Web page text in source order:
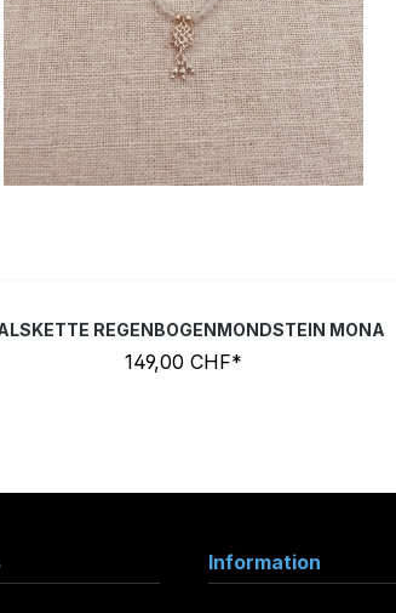
REGENBOGENMONDSTEIN MONA
149,00 CHF*
Information